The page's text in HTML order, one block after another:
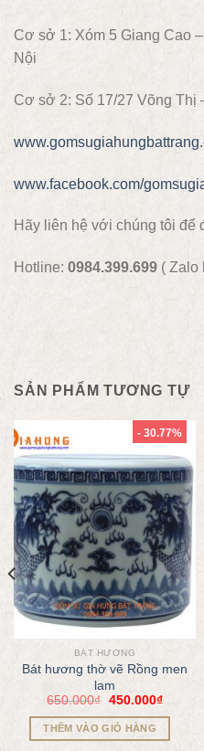
Cơ sở 1: Xóm 5 Giang Cao
Nội
Cơ sở 2: Số 17/27 Võng Thị
www.facebook.com/
Hãy liên hệ với chúng tôi để
Hotline: 0984.399.699 ( Zalo
SẢN PHẨM TƯƠNG TỰ
- 30.77%
BÁT HƯƠNG
Bát hương thờ vẽ Rồng men
lam
650.000₫ 450.000₫
THÊM VÀO GIỎ HÀNG